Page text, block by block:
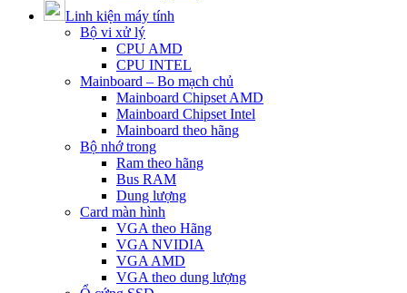
Linh kiện máy tính
Bộ vi xử lý
CPU AMD
CPU INTEL
Mainboard – Bo mạch chủ
Mainboard Chipset AMD
Mainboard Chipset Intel
Mainboard theo hãng
Bộ nhớ trong
Ram theo hãng
Bus RAM
Dung lượng
Card màn hình
VGA theo Hãng
VGA NVIDIA
VGA AMD
VGA theo dung lượng